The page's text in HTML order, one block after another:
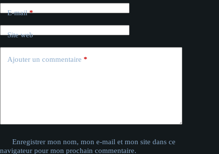
E-mail*
Site web
Ajouter un commentaire *
Enregistrer mon nom, mon e-mail et mon site dans ce
navigateur pour mon prochain commentaire.